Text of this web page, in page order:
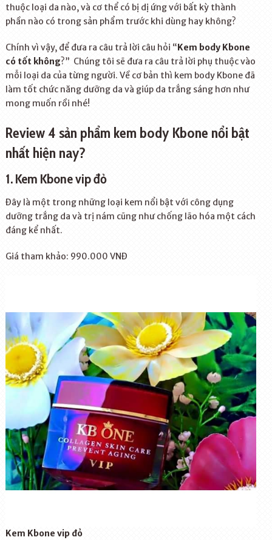
thuộc loại da nào, và cơ thể có bị dị ứng với bất kỳ thành
phần nào có trong sản phẩm trước khi dùng hay không?
Chính vì vậy, để đưa ra câu trả lời câu hỏi “Kem body Kbone
có tốt không?” Chúng tôi sẽ đưa ra câu trả lời phụ thuộc vào
mỗi loại da của từng người. Về cơ bản thì kem body Kbone đã
làm tốt chức năng dưỡng da và giúp da trắng sáng hơn như
mong muốn rồi nhé!
Review 4 sản phẩm kem body Kbone nổi bật
nhất hiện nay?
1. Kem Kbone vip đỏ
Đây là một trong những loại kem nổi bật với công dụng
dưỡng trắng da và trị nám cũng như chống lão hóa một cách
đáng kể nhất.
Giá tham khảo: 990.000 VNĐ
Kem Kbone vip đỏ